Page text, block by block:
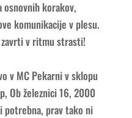
osnovnih korakov,
komunikacije v plesu.
v ritmu strasti!
v MC Pekarni v sklopu
Ob železnici 16, 2000
potrebna, prav tako ni